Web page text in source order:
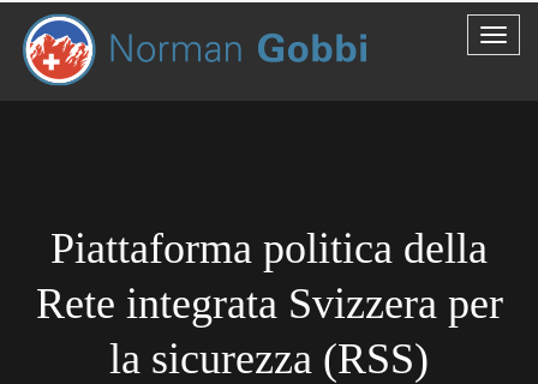
Piattaforma politica della
Rete integrata Svizzera per
la sicurezza (RSS)